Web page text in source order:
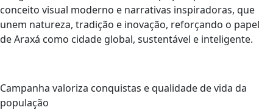
conceito visual moderno e narrativas inspiradoras, que
unem natureza, tradição e inovação, reforçando o papel
de Araxá como cidade global, sustentável e inteligente.
Campanha valoriza conquistas e qualidade de vida da
população